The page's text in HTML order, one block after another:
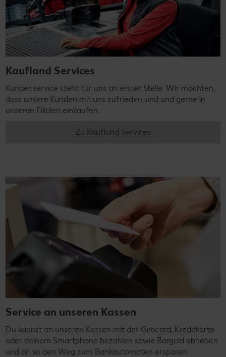
Kaufland Services
Kundenservice steht für uns an erster Stelle: Wir möchten,
dass unsere Kunden mit uns zufrieden sind und gerne in
unseren Filialen einkaufen.
Zu Kaufland Services
Service an unseren Kassen
Du kannst an unseren Kassen mit der Girocard, Kreditkarte
oder deinem Smartphone bezahlen sowie Bargeld abheben
und dir so den Weg zum Bankautomaten ersparen.